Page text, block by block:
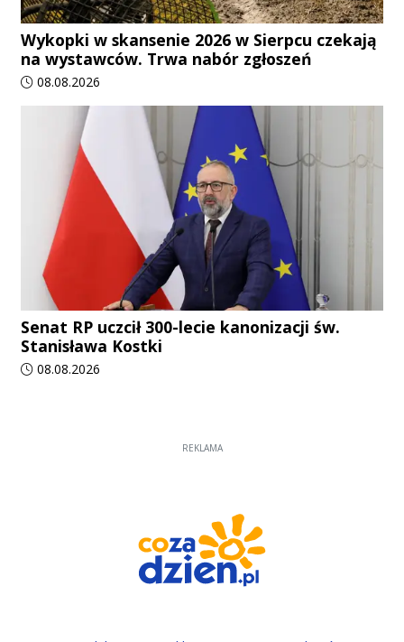
Wykopki w skansenie 2026 w Sierpcu czekają
na wystawców. Trwa nabór zgłoszeń
Data dodania artykułu:
08.08.2026
Senat RP uczcił 300-lecie kanonizacji św.
Stanisława Kostki
Data dodania artykułu:
08.08.2026
REKLAMA